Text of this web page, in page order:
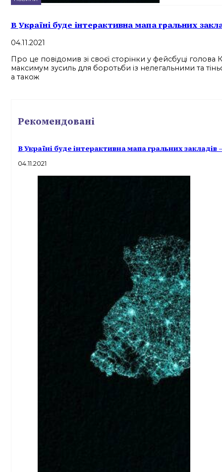
В Україні буде інтерактивна мапа гральних
04.11.2021
Про це повідомив зі своєї сторінки у фейсбуці
максимум зусиль для боротьби із нелегальними та
а також
Рекомендовані
В Україні буде інтерактивна мапа гральних закладів
04.11.2021